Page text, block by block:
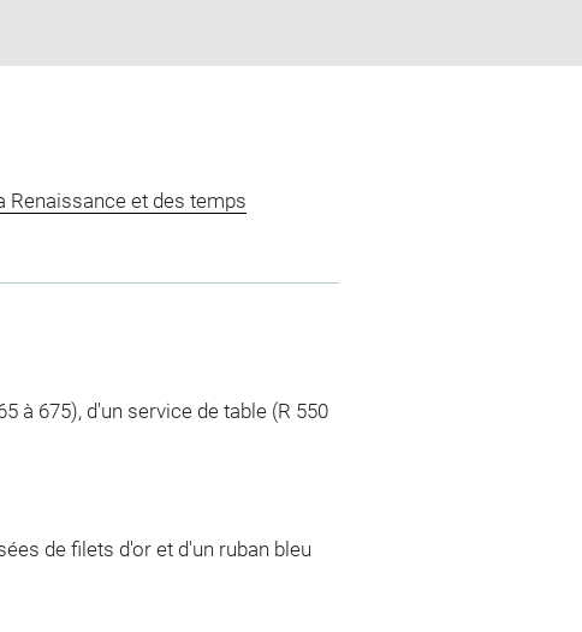
Renaissance et des temps
à 675), d'un service de table (R 550
de filets d'or et d'un ruban bleu